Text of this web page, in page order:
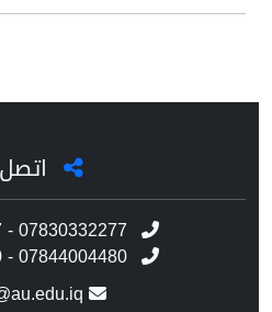
07830332277
07844004480